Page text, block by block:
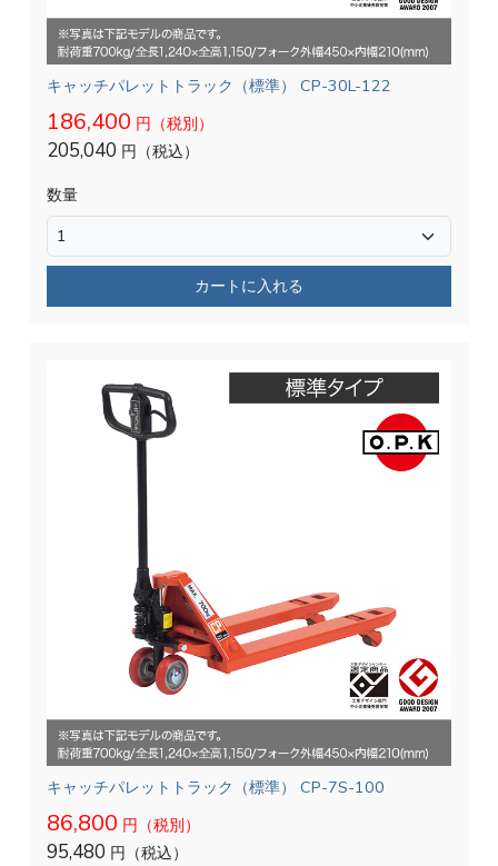
キャッチパレットトラック（標準） CP-30L-122
186,400 円（税別）
205,040 円（税込）
数量
カートに入れる
キャッチパレットトラック（標準） CP-7S-100
86,800 円（税別）
95,480 円（税込）